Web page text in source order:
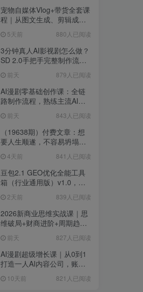
宠物自媒体Vlog+带货全套课
程｜从图文生成、剪辑成片
5天前 880人已阅读
3分钟真人AI影视剧怎么做？
SD 2.0手把手完整制作流程
无限生成
前天 879人已阅读
AI漫剧零基础创作课：全链
路制作流程，熟练主流AI工
前天 843人已阅读
（19638期）付费文章：想
要人生顺遂，不容易坍塌，
4天前 841人已阅读
豆包2.1 GEO优化全能工具
箱（行业通用版）v1.0，会
景 2天前 839人已阅读
2026新商业思维实战课｜思
维破局+财商进阶+周期趋势
度解析全体系
前天 827人已阅读
AI漫剧超级增长课｜从0到1
打造一人AI内容公司，账号
流程实战
10天前 821人已阅读